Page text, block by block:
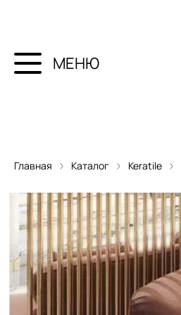
МЕНЮ
Главная Каталог Keratile